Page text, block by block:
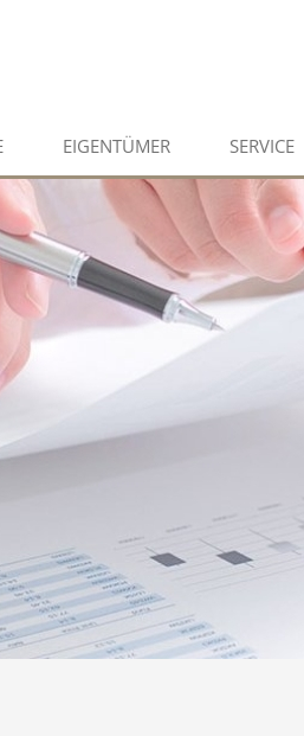
EIGENTÜMER SERVICE